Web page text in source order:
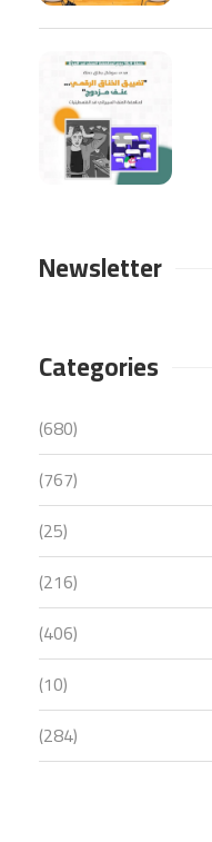
Newsletter
Categories
(680)
(767)
(25)
(216)
(406)
(10)
(284)